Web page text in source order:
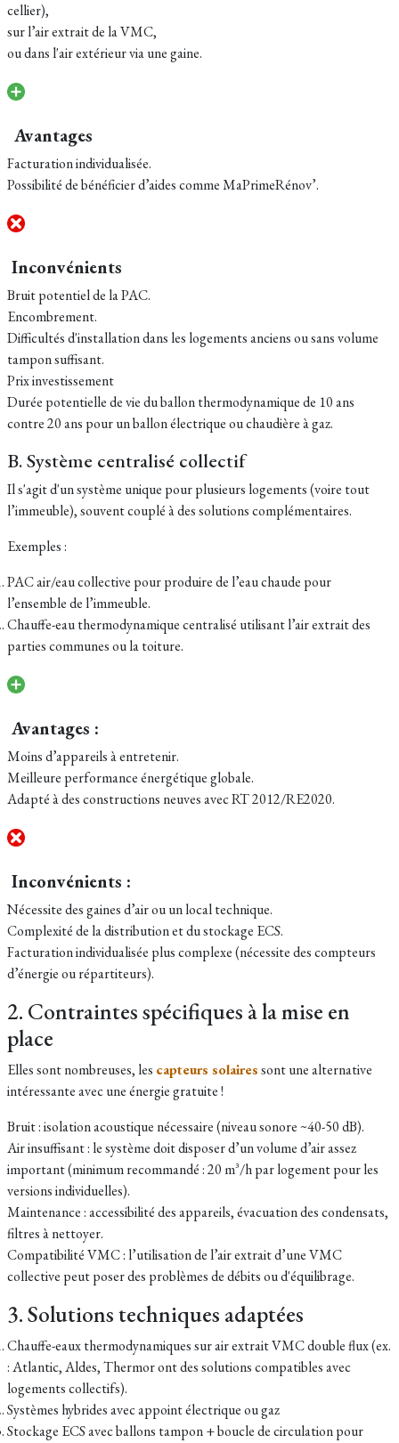
cellier),
sur l’air extrait de la VMC,
ou dans l'air extérieur via une gaine.
Avantages
Facturation individualisée.
Possibilité de bénéficier d’aides comme MaPrimeRénov’.
Inconvénients
Bruit potentiel de la PAC.
Encombrement.
Difficultés d'installation dans les logements anciens ou sans volume
tampon suffisant.
Prix investissement
Durée potentielle de vie du ballon thermodynamique de 10 ans
contre 20 ans pour un ballon électrique ou chaudière à gaz.
B. Système centralisé collectif
Il s'agit d'un système unique pour plusieurs logements (voire tout
l’immeuble), souvent couplé à des solutions complémentaires.
Exemples :
PAC air/eau collective pour produire de l’eau chaude pour
l’ensemble de l’immeuble.
Chauffe-eau thermodynamique centralisé utilisant l’air extrait des
parties communes ou la toiture.
Avantages :
Moins d’appareils à entretenir.
Meilleure performance énergétique globale.
Adapté à des constructions neuves avec RT 2012/RE2020.
Inconvénients :
Nécessite des gaines d’air ou un local technique.
Complexité de la distribution et du stockage ECS.
Facturation individualisée plus complexe (nécessite des compteurs
d’énergie ou répartiteurs).
2. Contraintes spécifiques à la mise en
place
Elles sont nombreuses, les capteurs solairessont une alternative
intéressante avec une énergie gratuite !
Bruit : isolation acoustique nécessaire (niveau sonore ~40-50 dB).
Air insuffisant : le système doit disposer d’un volume d’air assez
important (minimum recommandé : 20 m³/h par logement pour les
versions individuelles).
Maintenance : accessibilité des appareils, évacuation des condensats,
filtres à nettoyer.
Compatibilité VMC : l’utilisation de l’air extrait d’une VMC
collective peut poser des problèmes de débits ou d'équilibrage.
3. Solutions techniques adaptées
Chauffe-eaux thermodynamiques sur air extrait VMC double flux (ex.
: Atlantic, Aldes, Thermor ont des solutions compatibles avec
logements collectifs).
Systèmes hybrides avec appoint électrique ou gaz
Stockage ECS avec ballons tampon + boucle de circulation pour